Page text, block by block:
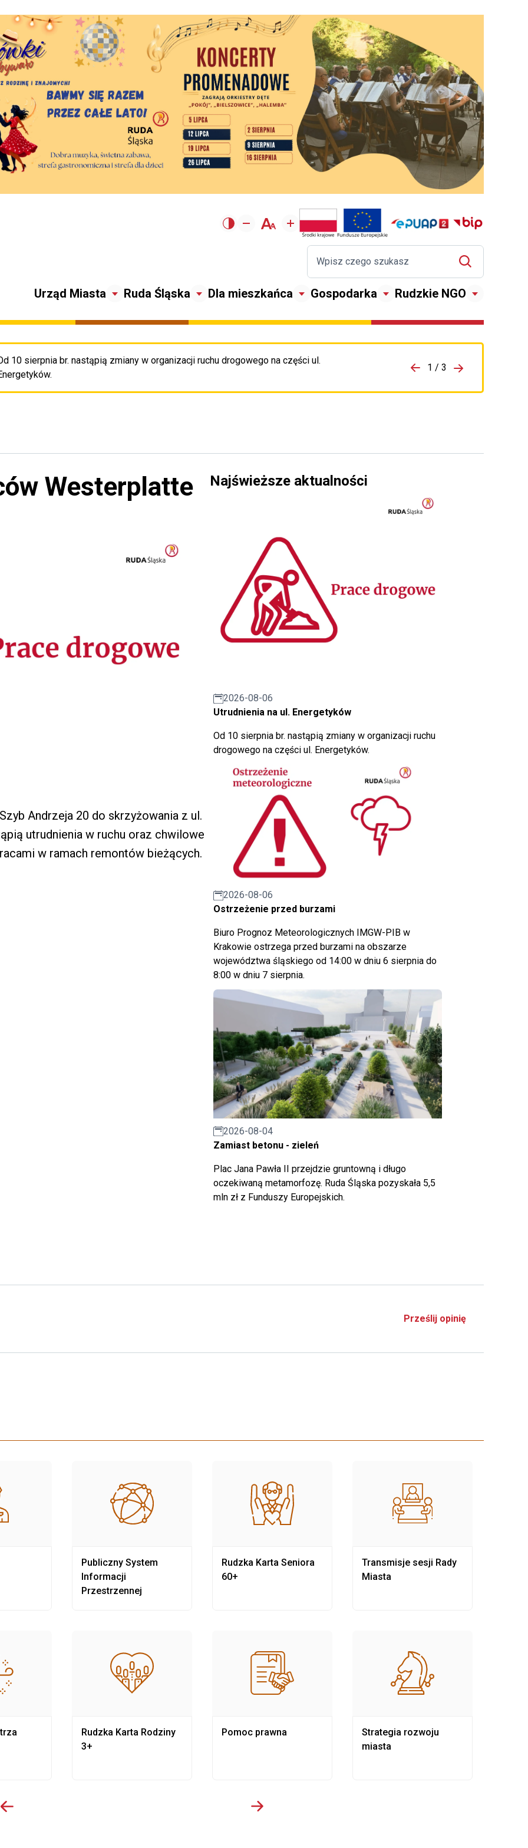
Urząd Miasta Ruda Śląska Dla mieszkańca Gospodarka Rudzkie NGO
10 sierpnia br. nastąpią zmiany w organizacji ruchu drogowego na części ul.Przejdź do porzpedniego komunikatu 1 / 3
Przejdź do
Westerplatte
Andrzeja 20 do skrzyżowania z ul.
utrudnienia w ruchu oraz chwilowe
w ramach remontów bieżących.
Najświeższe aktualności
2026-08-06
Utrudnienia na ul. Energetyków
Od 10 sierpnia br. nastąpią zmiany w organizacji ruchu
drogowego na części ul. Energetyków.
2026-08-06
Ostrzeżenie przed burzami
Biuro Prognoz Meteorologicznych IMGW-PIB w
Krakowie ostrzega przed burzami na obszarze
województwa śląskiego od 14:00 w dniu 6 sierpnia do
8:00 w dniu 7 sierpnia.
2026-08-04
Zamiast betonu - zieleń
Plac Jana Pawła II przejdzie gruntowną i długo
oczekiwaną metamorfozę. Ruda Śląska pozyskała 5,5
mln zł z Funduszy Europejskich.
Prześlij opinię
Publiczny System
Informacji
Przestrzennej
Rudzka Karta Rodziny
3+
Rudzka Karta Seniora
60+
Pomoc prawna
Transmisje sesji Rady
Miasta
Strategia rozwoju
miasta